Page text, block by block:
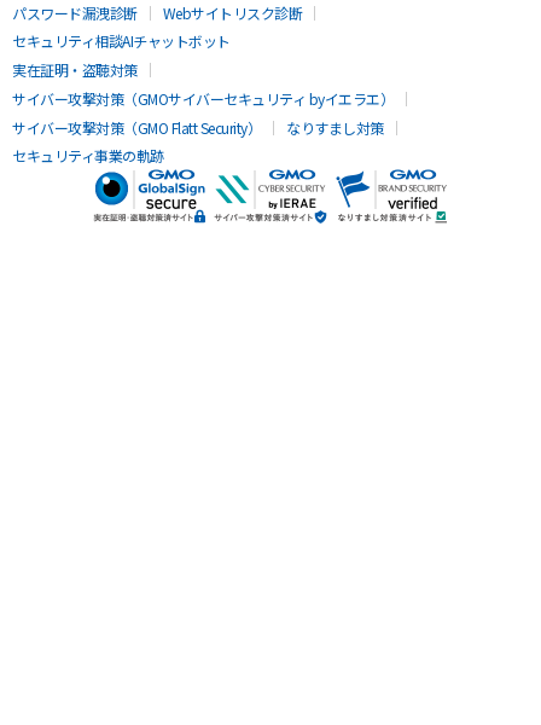
パスワード漏洩診断
Webサイトリスク診断
セキュリティ相談AIチャットボット
実在証明・盗聴対策
サイバー攻撃対策（GMOサイバーセキュリティ byイエラエ）
サイバー攻撃対策（GMO Flatt Security）
なりすまし対策
セキュリティ事業の軌跡